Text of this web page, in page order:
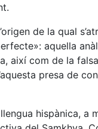
de la qual
aquella
així com de la
presa de
hispànica, a